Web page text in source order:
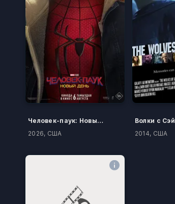
Человек-паук: Новый день
2026, США
Волки с
2014, США